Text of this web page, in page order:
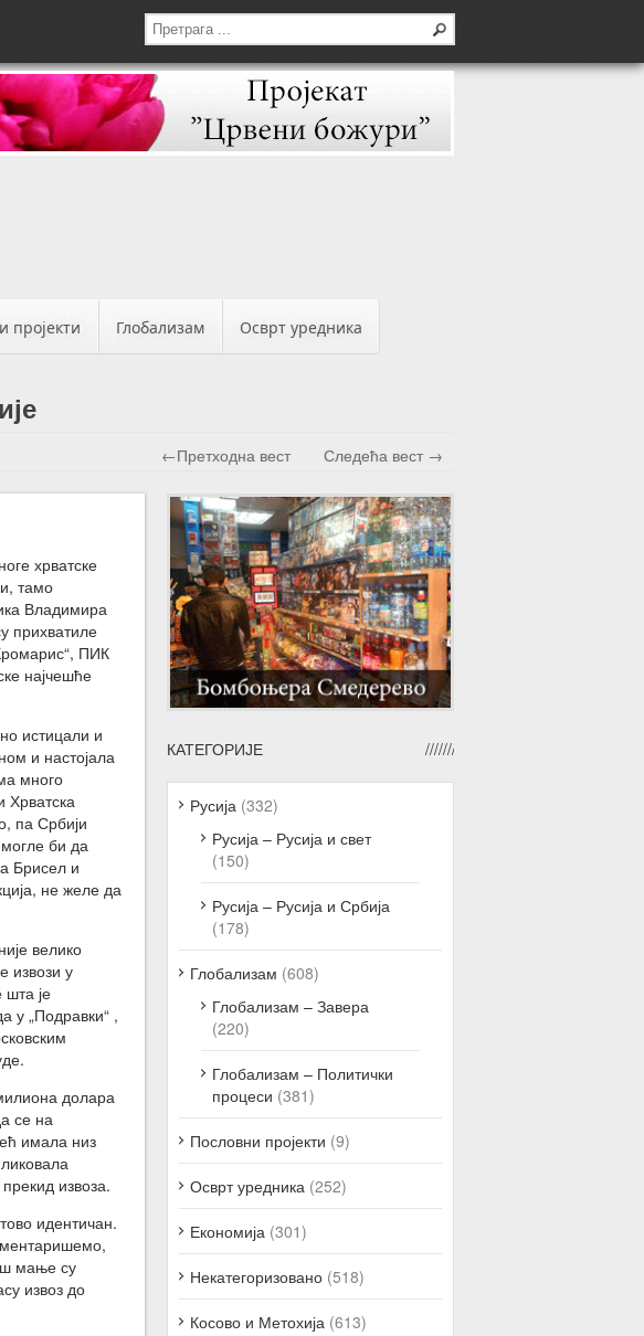
пројекти Глобализам Осврт уредника
←Претходна вест Следећа вест →
хрватске
тамо
Владимира
прихватиле
ПИК
најчешће
истицали и
и настојала
много
Хрватска
па Србији
би да
Брисел и
не желе да
велико
извози у
је
у „Подравки“ ,
долара
се на
имала низ
извоза.
идентичан.
мање су
извоз до
КАТЕГОРИЈЕ
Русија (332)
Русија – Русија и свет
(150)
Русија – Русија и Србија
(178)
Глобализам (608)
Глобализам – Завера
(220)
Глобализам – Политички
процеси (381)
Пословни пројекти (9)
Осврт уредника (252)
Економија (301)
Некатегоризовано (518)
Косово и Метохија (613)